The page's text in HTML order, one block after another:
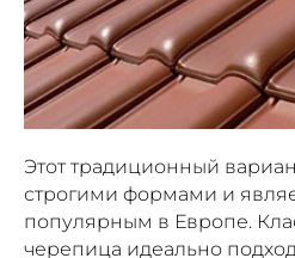
Этот традиционный
строгими формами и
популярным в Европе.
черепица идеально